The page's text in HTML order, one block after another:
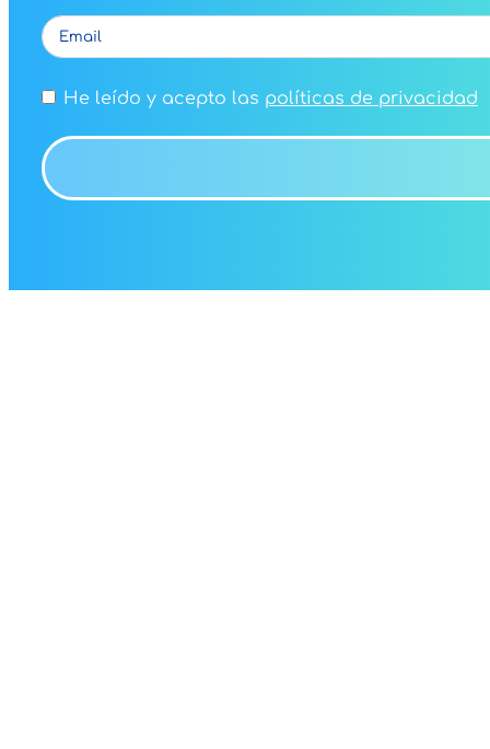
He leído y acepto las políticas de privacidad